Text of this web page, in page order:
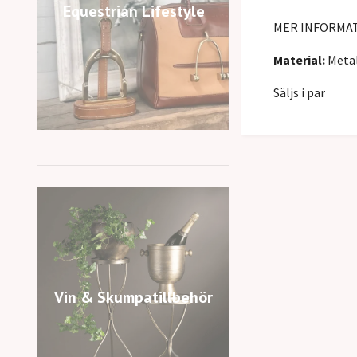
Equestrian Lifestyle
Vin & Skumpatillbehör
MER
Material:
Säljs i par